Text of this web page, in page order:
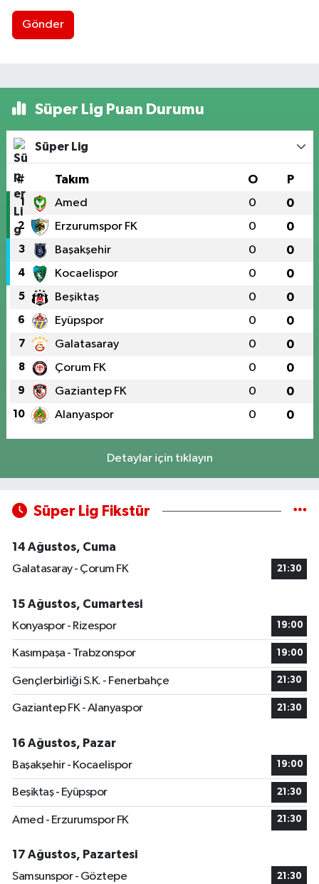
Gönder
Süper Lig Puan Durumu
Süper Lig
# Takım O P
1 Amed 0 0
2 Erzurumspor FK 0 0
3 Başakşehir 0 0
4 Kocaelispor 0 0
5 Beşiktaş 0 0
6 Eyüpspor 0 0
7 Galatasaray 0 0
8 Çorum FK 0 0
9 Gaziantep FK 0 0
10 Alanyaspor 0 0
Detaylar için tıklayın
Süper Lig Fikstür
14 Ağustos, Cuma
Galatasaray - Çorum FK
21:30
15 Ağustos, Cumartesi
Konyaspor - Rizespor
19:00
Kasımpaşa - Trabzonspor 19:00
Gençlerbirliği S.K. - Fenerbahçe 21:30
Gaziantep FK - Alanyaspor 21:30
16 Ağustos, Pazar
Başakşehir - Kocaelispor
19:00
Beşiktaş - Eyüpspor 21:30
Amed - Erzurumspor FK 21:30
17 Ağustos, Pazartesi
Samsunspor - Göztepe
21:30